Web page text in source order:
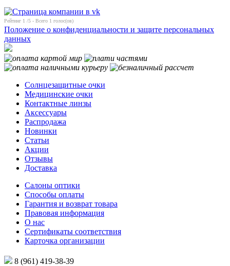
Рейтинг 1 /5 - Всего 1 голос(ов)
Положение о конфиденциальности и защите персональных
данных
Солнцезащитные очки
Медицинские очки
Контактные линзы
Аксессуары
Распродажа
Новинки
Статьи
Акции
Отзывы
Доставка
Салоны оптики
Способы оплаты
Гарантия и возврат товара
Правовая информация
О нас
Сертификаты соответствия
Карточка организации
8 (961) 419-38-39